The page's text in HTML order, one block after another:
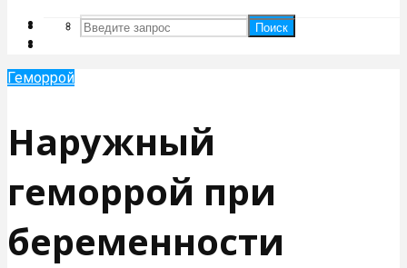
Поиск
Поиск
Геморрой
Наружный
геморрой при
беременности